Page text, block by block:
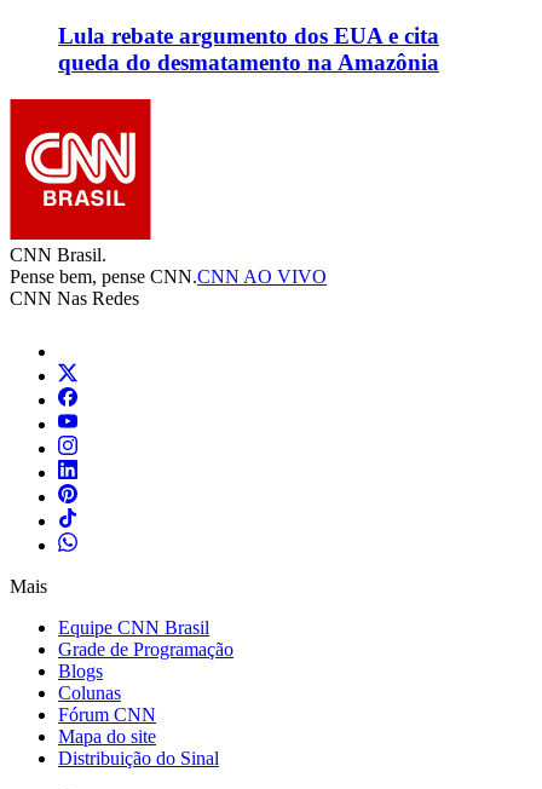
Lula rebate argumento dos EUA e cita
queda do desmatamento na Amazônia
CNN Brasil.
Pense bem, pense CNN.CNN AO VIVO
CNN Nas Redes
Mais
Equipe CNN Brasil
Grade de Programação
Blogs
Colunas
Fórum CNN
Mapa do site
Distribuição do Sinal